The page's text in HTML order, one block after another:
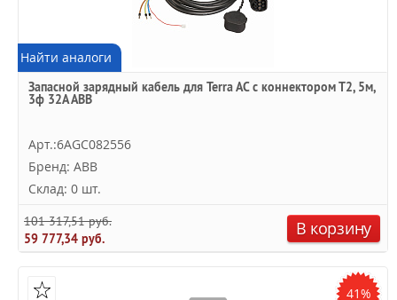
Найти аналоги
Запасной зарядный кабель для Terra AC с коннектором Т2, 5м,
3ф 32A ABB
Арт.:6AGC082556
Бренд: ABB
Склад: 0 шт.
101 317,51 руб.
59 777,34 руб.
В корзину
41%